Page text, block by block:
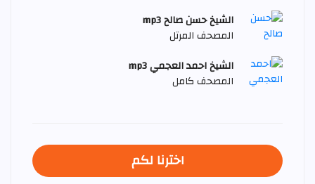
الشيخ حسن صالح mp3
المصحف المرتل
الشيخ احمد العجمي mp3
المصحف كامل
اخترنا لكم